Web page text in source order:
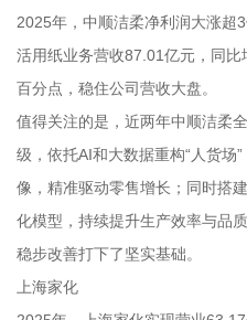
2025年，中顺洁柔净利润大涨超
活用纸业务营收87.01亿元，同
百分点，稳住公司营收大盘。
值得关注的是，近两年中顺洁柔
级，依托AI和大数据重构“人货场
像，精准驱动零售增长；同时搭
化模型，持续提升生产效率与品
稳步改善打下了坚实基础。
上海家化